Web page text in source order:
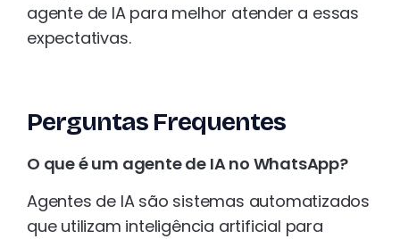
agente de IA para melhor atender a essas
expectativas.
Perguntas Frequentes
O que é um agente de IA no WhatsApp?
Agentes de IA são sistemas automatizados
que utilizam inteligência artificial para